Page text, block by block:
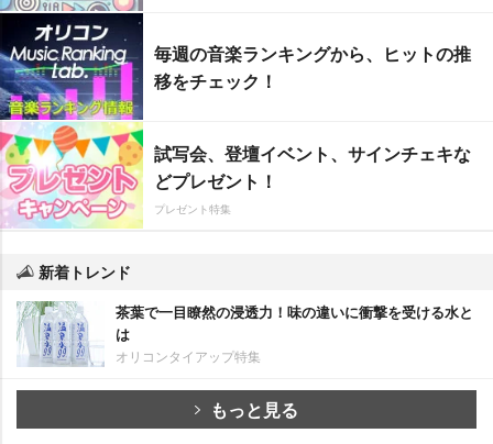
毎週の音楽ランキングから、ヒットの推
移をチェック！
試写会、登壇イベント、サインチェキな
どプレゼント！
プレゼント特集
新着トレンド
茶葉で一目瞭然の浸透力！味の違いに衝撃を受ける水と
は
オリコンタイアップ特集
もっと見る